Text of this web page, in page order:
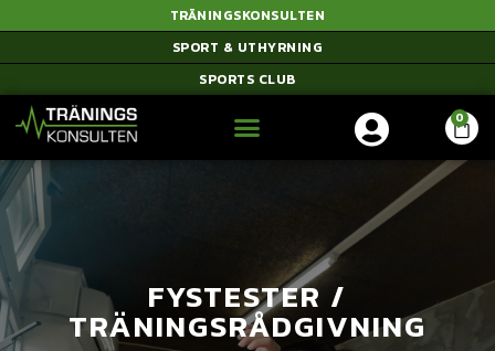
TRÄNINGSKONSULTEN
SPORT & UTHYRNING
SPORTS CLUB
FYSTESTER /
TRÄNINGSRÅDGIVNING